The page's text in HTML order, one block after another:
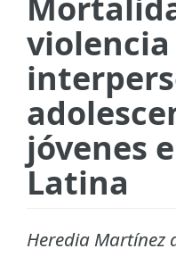
violencia
jóvenes
Latina
Heredia Martínez